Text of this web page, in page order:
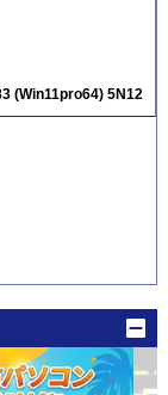
(Win11pro64) 5N12